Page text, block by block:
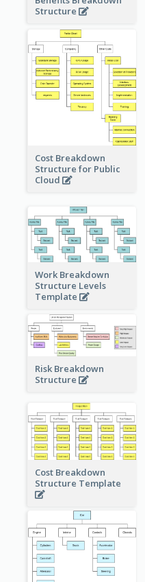
Structure
Cost Breakdown
Structure for Public
Cloud
Work Breakdown
Structure Levels
Template
Risk Breakdown
Structure
Cost Breakdown
Structure Template